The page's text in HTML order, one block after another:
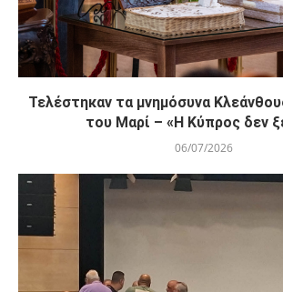
Τελέστηκαν τα μνημόσυνα
του Μαρί – «Η Κύπρος δεν
06/07/2026